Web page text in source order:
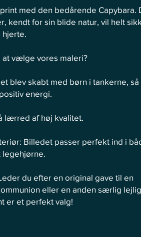
med den bedårende Capybara.
kendt for sin blide natur, vil helt
vælge vores maleri?
blev skabt med børn i tankerne,
energi.
lærred af høj kvalitet.
Billedet passer perfekt ind i
du efter en original gave til en
eller en anden særlig
er et perfekt valg!